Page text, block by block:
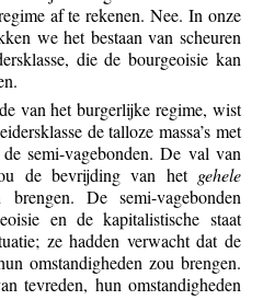
af te rekenen. Nee. In onze
we het bestaan van scheuren
die de bourgeoisie kan
van het burgerlijke regime, wist
de talloze massa’s met
semi-vagebonden. De val van
de bevrijding van het gehele
De semi-vagebonden
en de kapitalistische staat
ze hadden verwacht dat de
omstandigheden zou brengen.
tevreden, hun omstandigheden